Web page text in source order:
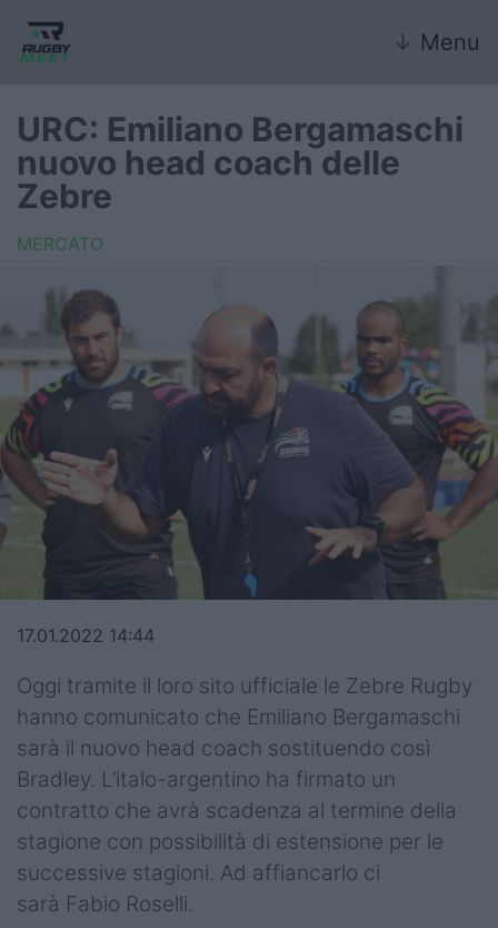
↓ Menu
Nazionale
Nazionali giovanili
Rugby Sevens
FIR
Internazionale
6 Nazioni
United Rugby Championship
Top14
Premiership
Champions Cup
Challenge Cup
World Rugby
Rugby World Cup
Super Rugby
Rugby in TV
URC: Emiliano Bergamaschi
nuovo head coach delle
Zebre
MERCATO
17.01.2022 14:44
Oggi tramite il loro sito ufficiale le Zebre Rugby
hanno comunicato che Emiliano Bergamaschi
sarà il nuovo head coach sostituendo così
Bradley. L’italo-argentino ha firmato un
contratto che avrà scadenza al termine della
stagione con possibilità di estensione per le
successive stagioni. Ad affiancarlo ci
sarà Fabio Roselli.